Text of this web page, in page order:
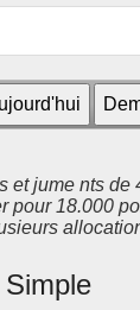
jume nts
pour 18.000
Simple